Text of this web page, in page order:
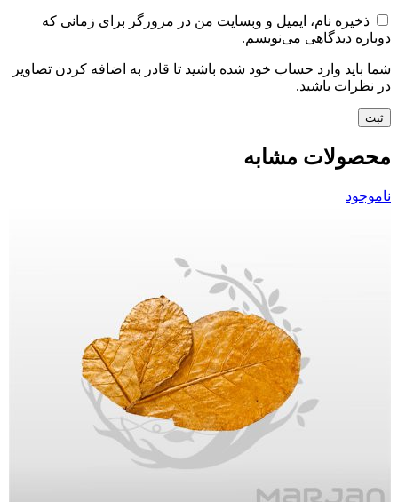
ذخیره نام، ایمیل و وبسایت من در مرورگر برای زمانی که
دوباره دیدگاهی می‌نویسم.
شما باید وارد حساب خود شده باشید تا قادر به اضافه کردن تصاویر
در نظرات باشید.
محصولات مشابه
ناموجود